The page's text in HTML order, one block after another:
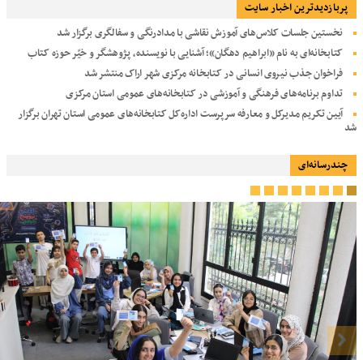
پربازديدترين اخبار سایت
نخستین جلسات کلاس‌های آموزش نقاشی با مدادرنگی و سفالگری برگزار شد
کتابخانه‌ای به نام «ابراهیم دهگان»؛ آشنایی با نویسنده، پژوهشگر و خیّر حوزه کتاب
فراخوان جذب نیروی انسانی در کتابخانه مرکزی شهر اراک منتشر شد
تداوم برنامه‌های فرهنگی و آموزشی در کتابخانه‌های عمومی استان مرکزی
آیین تکریم مدیرکل و معارفه سرپرست اداره‌کل کتابخانه‌های عمومی استان تهران برگزار
شد
چندرسانه‌ای